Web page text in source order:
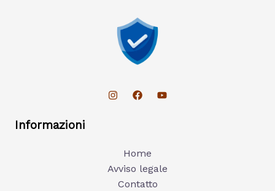
Informazioni
Home
Avviso legale
Contatto